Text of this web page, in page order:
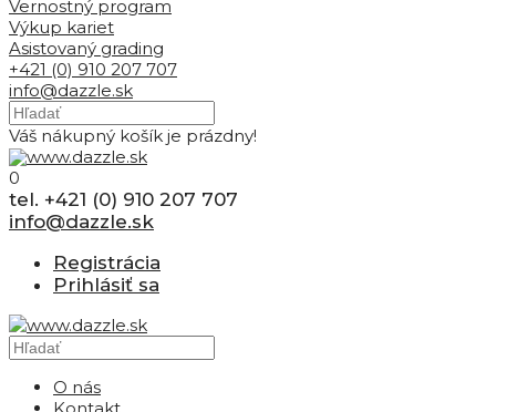
Vernostný program
Výkup kariet
Asistovaný grading
+421 (0) 910 207 707
info@dazzle.sk
Váš nákupný košík je prázdny!
0
tel. +421 (0) 910 207 707
info@dazzle.sk
Registrácia
Prihlásiť sa
O nás